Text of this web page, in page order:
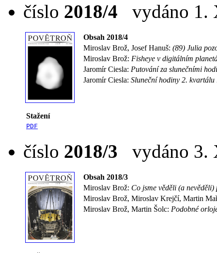
číslo 2018/4 vydáno 1.
Stažení
PDF
Obsah 2018/4
Miroslav Brož, Josef Hanuš: (89) Julia
Miroslav Brož: Fisheye v digitálním
Jaromír Ciesla: Putování za slunečními
Jaromír Ciesla: Sluneční hodiny 2. kvartálu
číslo 2018/3 vydáno 3.
Obsah 2018/3
Miroslav Brož: Co jsme věděli (a nevěděli)
Miroslav Brož, Miroslav Krejčí, Martin
Miroslav Brož, Martin Šolc: Podobné